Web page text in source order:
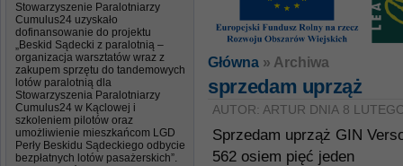
Stowarzyszenie Paralotniarzy
Cumulus24 uzyskało
dofinansowanie do projektu
„Beskid Sądecki z paralotnią –
organizacja warsztatów wraz z
zakupem sprzętu do tandemowych
lotów paralotnią dla
Stowarzyszenia Paralotniarzy
Cumulus24 w Kąclowej i
szkoleniem pilotów oraz
umożliwienie mieszkańcom LGD
Perły Beskidu Sądeckiego odbycie
bezpłatnych lotów pasażerskich”.
Główna » Archiwa
sprzedam uprząż
AUTOR: ARTUR DNIA 8
Sprzedam uprząż GIN
562 osiem pięć jeden